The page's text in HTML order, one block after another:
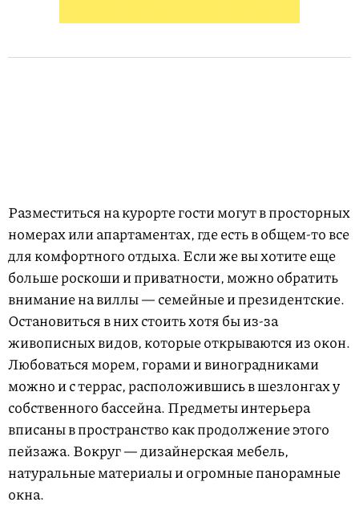
Разместиться на курорте гости могут в просторных
номерах или апартаментах, где есть в общем-то все
для комфортного отдыха. Если же вы хотите еще
больше роскоши и приватности, можно обратить
внимание на виллы — семейные и президентские.
Остановиться в них стоить хотя бы из-за
живописных видов, которые открываются из окон.
Любоваться морем, горами и виноградниками
можно и с террас, расположившись в шезлонгах у
собственного бассейна. Предметы интерьера
вписаны в пространство как продолжение этого
пейзажа. Вокруг — дизайнерская мебель,
натуральные материалы и огромные панорамные
окна.